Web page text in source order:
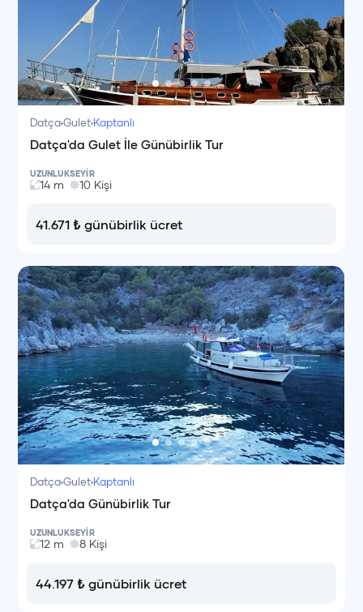
DatçaGulet Kaptanlı
Datça'da Gulet İle Günübirlik Tur
UZUNLUK
14 m
SEYİR
10 Kişi
41.671 ₺ günübirlik ücret
DatçaGulet Kaptanlı
Datça'da Günübirlik Tur
UZUNLUK
12 m
SEYİR
8 Kişi
44.197 ₺ günübirlik ücret